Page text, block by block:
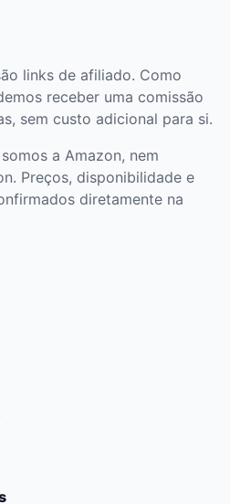
links de afiliado. Como
receber uma comissão
sem custo adicional para si.
a Amazon, nem
Preços, disponibilidade e
diretamente na